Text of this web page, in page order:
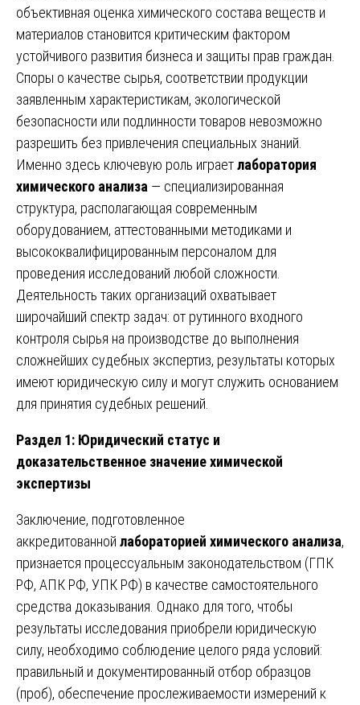
объективная оценка химического состава веществ и
материалов становится критическим фактором
устойчивого развития бизнеса и защиты прав граждан.
Споры о качестве сырья, соответствии продукции
заявленным характеристикам, экологической
безопасности или подлинности товаров невозможно
разрешить без привлечения специальных знаний.
Именно здесь ключевую роль играетлаборатория
химического анализа — специализированная
структура, располагающая современным
оборудованием, аттестованными методиками и
высококвалифицированным персоналом для
проведения исследований любой сложности.
Деятельность таких организаций охватывает
широчайший спектр задач: от рутинного входного
контроля сырья на производстве до выполнения
сложнейших судебных экспертиз, результаты которых
имеют юридическую силу и могут служить основанием
для принятия судебных решений.
Раздел 1: Юридический статус и
доказательственное значение химической
экспертизы
Заключение, подготовленное
аккредитованной лабораторией химического анализа,
признается процессуальным законодательством (ГПК
РФ, АПК РФ, УПК РФ) в качестве самостоятельного
средства доказывания. Однако для того, чтобы
результаты исследования приобрели юридическую
силу, необходимо соблюдение целого ряда условий:
правильный и документированный отбор образцов
(проб), обеспечение прослеживаемости измерений к